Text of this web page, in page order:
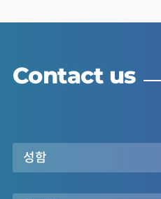
Contact us